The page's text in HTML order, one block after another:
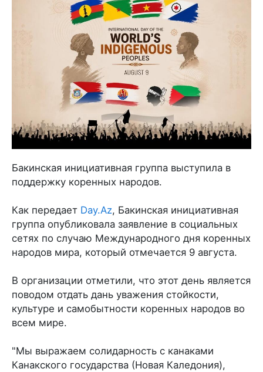
Бакинская инициативная группа выступила в
поддержку коренных народов.
Как передает Day.Az, Бакинская инициативная
группа опубликовала заявление в социальных
сетях по случаю Международного дня коренных
народов мира, который отмечается 9 августа.
В организации отметили, что этот день является
поводом отдать дань уважения стойкости,
культуре и самобытности коренных народов во
всем мире.
"Мы выражаем солидарность с канаками
Канакского государства (Новая Каледония),